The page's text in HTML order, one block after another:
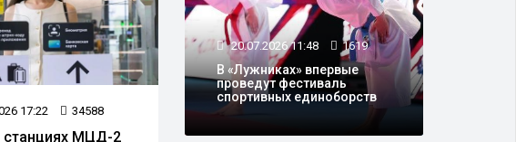
17:22 34588
станциях МЦД-2
Ко Дню фронтовой
20.07.2026 11:48 1619
В «Лужниках» впервые
проведут фестиваль
спортивных единоборств